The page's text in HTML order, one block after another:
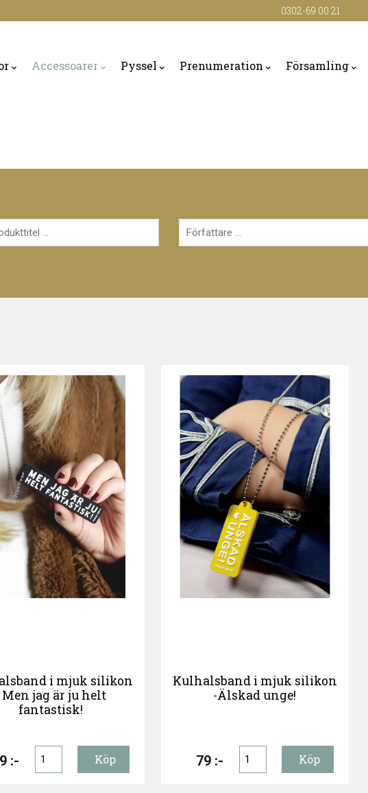
0302-69 00 21
Accessoarer Pyssel Prenumeration Församling
i mjuk silikon
Men jag är ju helt
fantastisk!
:-
Kulhalsband i mjuk silikon
-Älskad unge!
79 :-